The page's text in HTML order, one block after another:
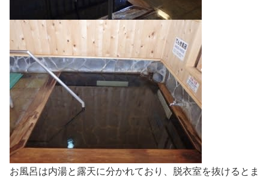
お風呂は内湯と露天に分かれており、脱衣室を抜けるとま